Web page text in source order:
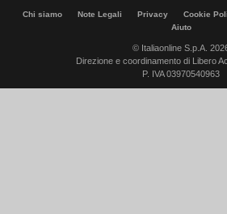
Chi siamo Note Legali Privacy Cookie
Aiuto
© Italiaonline S.p.A.
Direzione e coordinamento di Libero
P. IVA 03970540963